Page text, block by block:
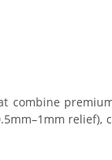
combine
relief),